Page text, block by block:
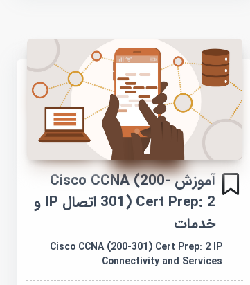
آموزش Cisco CCNA (200-
301) Cert Prep: 2 اتصال IP و
خدمات
Cisco CCNA (200-301) Cert Prep: 2 IP
Connectivity and Services